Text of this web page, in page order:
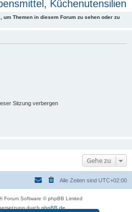
Küchenutensilien
um Themen in diesem Forum zu sehen oder zu
Sitzung verbergen
Gehe zu
Alle Zeiten sind UTC+02:00
Forum Software © phpBB Limited
durch phpBB.de